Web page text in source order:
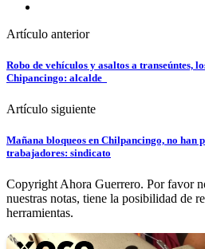
Artículo anterior
Robo de vehículos y asaltos a transeúntes,
Chipancingo: alcalde
Artículo siguiente
Mañana bloqueos en Chilpancingo, no han
trabajadores: sindicato
Copyright Ahora Guerrero. Por favor
nuestras notas, tiene la posibilidad de
herramientas.